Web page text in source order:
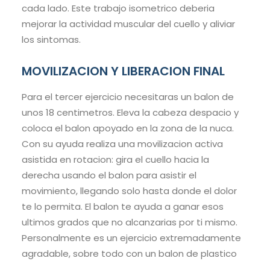
cada lado. Este trabajo isometrico deberia
mejorar la actividad muscular del cuello y aliviar
los sintomas.
MOVILIZACION Y LIBERACION FINAL
Para el tercer ejercicio necesitaras un balon de
unos 18 centimetros. Eleva la cabeza despacio y
coloca el balon apoyado en la zona de la nuca.
Con su ayuda realiza una movilizacion activa
asistida en rotacion: gira el cuello hacia la
derecha usando el balon para asistir el
movimiento, llegando solo hasta donde el dolor
te lo permita. El balon te ayuda a ganar esos
ultimos grados que no alcanzarias por ti mismo.
Personalmente es un ejercicio extremadamente
agradable, sobre todo con un balon de plastico